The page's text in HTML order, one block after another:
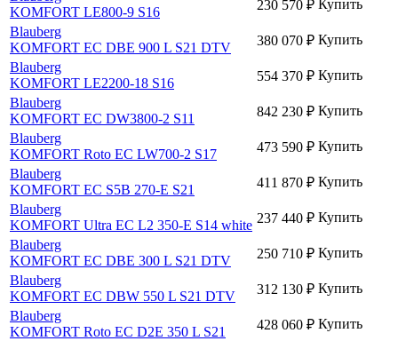
KOMFORT LE800-9 S16
230 570 ₽ Купить
Blauberg
KOMFORT EC DBE 900 L S21 DTV
380 070 ₽ Купить
Blauberg
KOMFORT LE2200-18 S16
554 370 ₽ Купить
Blauberg
KOMFORT EC DW3800-2 S11
842 230 ₽ Купить
Blauberg
KOMFORT Roto EC LW700-2 S17
473 590 ₽ Купить
Blauberg
KOMFORT EC S5B 270-E S21
411 870 ₽ Купить
Blauberg
KOMFORT Ultra EC L2 350-E S14 white 237 440 ₽ Купить
Blauberg
KOMFORT EC DBE 300 L S21 DTV
250 710 ₽ Купить
Blauberg
KOMFORT EC DBW 550 L S21 DTV
312 130 ₽ Купить
Blauberg
KOMFORT Roto EC D2E 350 L S21
428 060 ₽ Купить